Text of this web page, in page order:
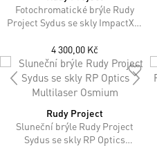
Fotochromatické brýle Rudy
Project Sydus se skly ImpactX™
4 300,00 Kč
Rudy Project
Sluneční brýle Rudy Project
Sydus se skly RP Optics